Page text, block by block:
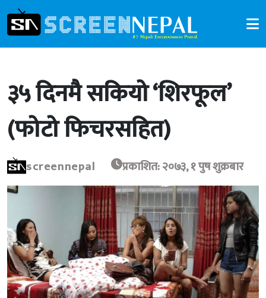
३५ दिनमै सकियो ‘शिरफूल’
(फोटो फिचरसहित)
screennepal प्रकाशित: २०७३, १ पुष शुक्रबार